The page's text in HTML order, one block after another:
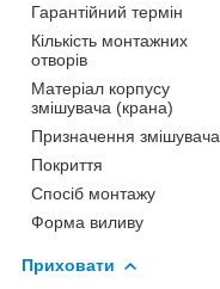
Гарантійний термін
Кількість монтажних
отворів
Матеріал корпусу
змішувача (крана)
Призначення змішувача
Покриття
Спосіб монтажу
Форма виливу
Приховати